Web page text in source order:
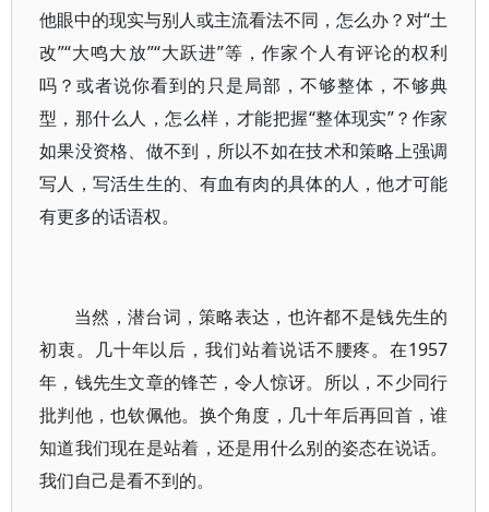
他眼中的现实与别人或主流看法不同，怎么办？对“土
改”“大鸣大放”“大跃进”等，作家个人有评论的权利
吗？或者说你看到的只是局部，不够整体，不够典
型，那什么人，怎么样，才能把握“整体现实”？作家
如果没资格、做不到，所以不如在技术和策略上强调
写人，写活生生的、有血有肉的具体的人，他才可能
有更多的话语权。
当然，潜台词，策略表达，也许都不是钱先生的
初衷。几十年以后，我们站着说话不腰疼。在1957
年，钱先生文章的锋芒，令人惊讶。所以，不少同行
批判他，也钦佩他。换个角度，几十年后再回首，谁
知道我们现在是站着，还是用什么别的姿态在说话。
我们自己是看不到的。